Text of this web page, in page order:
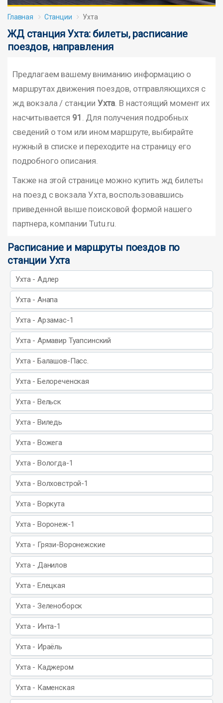
Главная Станции Ухта
ЖД станция Ухта: билеты, расписание
поездов, направления
Предлагаем вашему вниманию информацию о
маршрутах движения поездов, отправляющихся с
жд вокзала / станции Ухта . В настоящий момент их
насчитывается 91 . Для получения подробных
сведений о том или ином маршруте, выбирайте
нужный в списке и переходите на страницу его
подробного описания.
Также на этой странице можно купить жд билеты
на поезд с вокзала Ухта, воспользовавшись
приведенной выше поисковой формой нашего
партнера, компании Tutu.ru.
Расписание и маршруты поездов по
станции Ухта
Ухта - Адлер
Ухта - Анапа
Ухта - Арзамас-1
Ухта - Армавир Туапсинский
Ухта - Балашов-Пасс.
Ухта - Белореченская
Ухта - Вельск
Ухта - Виледь
Ухта - Вожега
Ухта - Вологда-1
Ухта - Волховстрой-1
Ухта - Воркута
Ухта - Воронеж-1
Ухта - Грязи-Воронежские
Ухта - Данилов
Ухта - Елецкая
Ухта - Зеленоборск
Ухта - Инта-1
Ухта - Ираёль
Ухта - Каджером
Ухта - Каменская